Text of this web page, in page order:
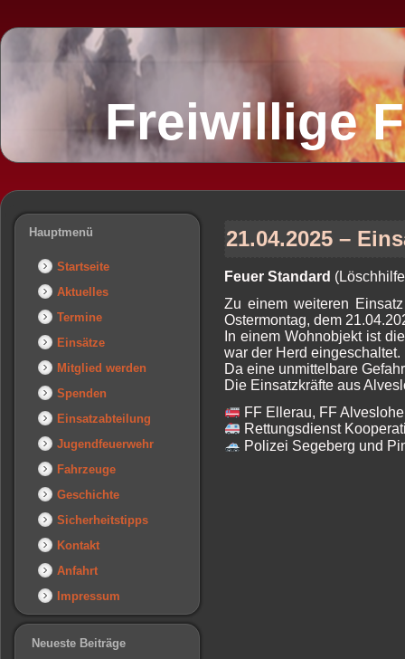
Freiwillige
Hauptmenü
Startseite
Aktuelles
Termine
Einsätze
Mitglied werden
Spenden
Einsatzabteilung
Jugendfeuerwehr
Fahrzeuge
Geschichte
Sicherheitstipps
Kontakt
Anfahrt
Impressum
Neueste Beiträge
21.04.2025 –
Feuer Standard
Zu einem weiteren
Ostermontag, dem
In einem Wohnobjekt ist
war der Herd eingeschaltet.
Da eine unmittelbare
Die Einsatzkräfte aus
FF Ellerau, FF Alveslohe
Rettungsdienst
Polizei Segeberg und